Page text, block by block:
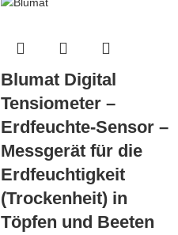
Blumat Digital
Tensiometer –
Erdfeuchte-Sensor –
Messgerät für die
Erdfeuchtigkeit
(Trockenheit) in
Töpfen und Beeten